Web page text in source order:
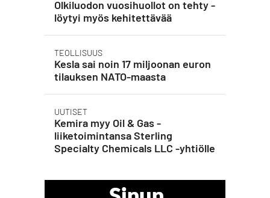
Olkiluodon vuosihuollot on tehty -
löytyi myös kehitettävää
TEOLLISUUS
Kesla sai noin 17 miljoonan euron
tilauksen NATO-maasta
UUTISET
Kemira myy Oil & Gas -
liiketoimintansa Sterling
Specialty Chemicals LLC -yhtiölle